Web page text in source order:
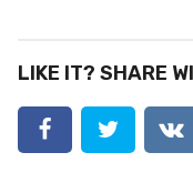
P
a
i
LIKE IT? SHARE